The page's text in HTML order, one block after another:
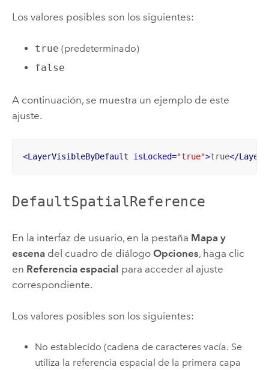
Los valores posibles son los siguientes:
true (predeterminado)
false
A continuación, se muestra un ejemplo de este
ajuste.
<LayerVisibleByDefault isLocked="true">true</
DefaultSpatialReference
En la interfaz de usuario, en la pestaña Mapa y
escenadel cuadro de diálogo Opciones, haga clic
en Referencia espacial para acceder al ajuste
correspondiente.
Los valores posibles son los siguientes:
No establecido (cadena de caracteres vacía. Se
utiliza la referencia espacial de la primera capa